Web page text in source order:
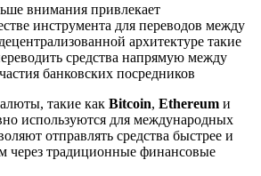
внимания привлекает
инструмента для переводов между
архитектуре такие
средства напрямую между
банковских посредников
такие как Bitcoin, Ethereum и
используются для международных
отправлять средства быстрее и
через традиционные финансовые